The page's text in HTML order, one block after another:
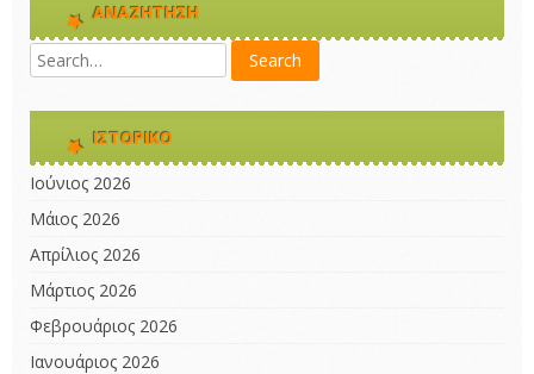
ΑΝΑΖΉΤΗΣΗ
ΙΣΤΟΡΙΚΌ
Ιούνιος 2026
Μάιος 2026
Απρίλιος 2026
Μάρτιος 2026
Φεβρουάριος 2026
Ιανουάριος 2026